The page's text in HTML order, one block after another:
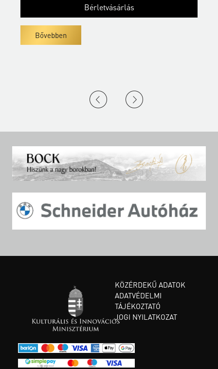
Bérletvásárlás
Bővebben
KÖZÉRDEKŰ ADATOK
ADATVÉDELMI
TÁJÉKOZTATÓ
JOGI NYILATKOZAT